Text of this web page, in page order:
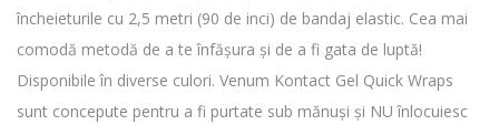
încheieturile cu 2,5 metri (90 de inci) de bandaj elastic. Cea mai
comodă metodă de a te înfășura și de a fi gata de luptă!
Disponibile în diverse culori. Venum Kontact Gel Quick Wraps
sunt concepute pentru a fi purtate sub mănuși și NU înlocuiesc